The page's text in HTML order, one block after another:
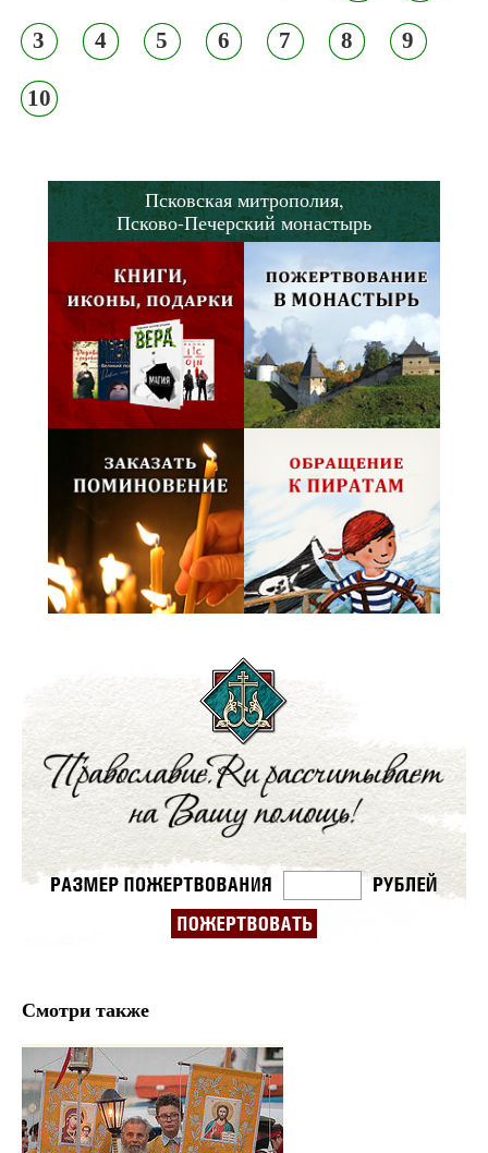
3 4 5 6 7 8 9
10
Псковская митрополия,
Псково-Печерский монастырь
Смотри также